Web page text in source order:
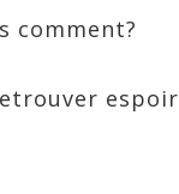
comment?
espoir